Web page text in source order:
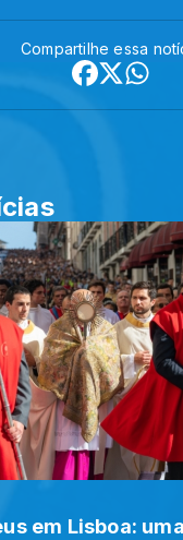
Compartilhe essa
em Lisboa: